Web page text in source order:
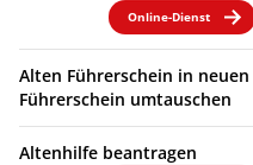
Online-Dienst
Alten Führerschein in neuen
Führerschein umtauschen
Altenhilfe beantragen